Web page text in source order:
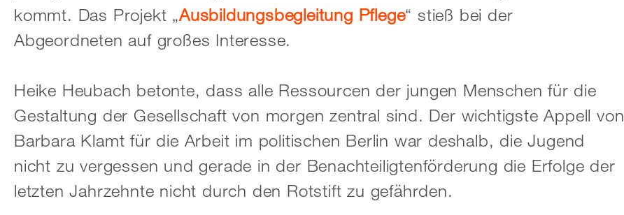
kommt. Das Projekt „Ausbildungsbegleitung Pflege“ stieß bei der
Abgeordneten auf großes Interesse.
Heike Heubach betonte, dass alle Ressourcen der jungen Menschen für die
Gestaltung der Gesellschaft von morgen zentral sind. Der wichtigste Appell von
Barbara Klamt für die Arbeit im politischen Berlin war deshalb, die Jugend
nicht zu vergessen und gerade in der Benachteiligtenförderung die Erfolge der
letzten Jahrzehnte nicht durch den Rotstift zu gefährden.